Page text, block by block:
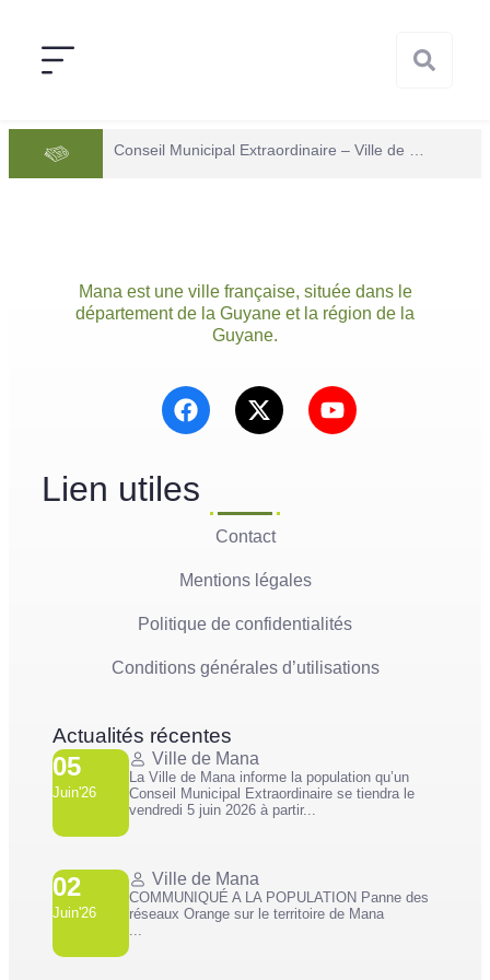
Mana est une ville française, située dans le
département de la Guyane et la région de la
Guyane.
Lien utiles
Contact
Mentions légales
Politique de confidentialités
Conditions générales d’utilisations
Actualités récentes
05
Juin'26
Ville de Mana
La Ville de Mana informe la population qu’un
Conseil Municipal Extraordinaire se tiendra le
vendredi 5 juin 2026 à partir...
02
Juin'26
Ville de Mana
COMMUNIQUÉ A LA POPULATION Panne des
réseaux Orange sur le territoire de Mana
...